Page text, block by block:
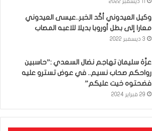
وكيل العيدوني أكّد الخبر..عيسى العيدوني
معارا إلى بطل أوروبا بديلا للاعبه المصاب
3 ديسمبر 2022
عزّة سليمان تهاجم نضال السعدي :”حاسبين
رواحكم صحاب نسيم.. في عوض تسترو عليه
فضحتوه خيت عليكم”
29 فبراير 2024